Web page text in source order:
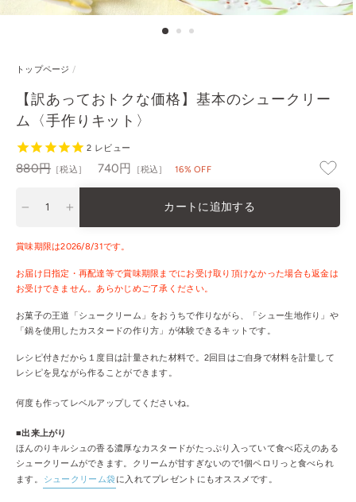
閉
じ
トップページ /
【訳あっておトクな価格】基本のシュークリー
ム〈手作りキット〉
2 レビュー
通
格
880円 ［税込］
セ
740円 ［税込］ 16% OFF
カートに追加する
賞味期限は2026/8/31です。
お届け日指定・再配達等で賞味期限までにお受け取り頂けなかった場合も返金は
お受けできません。あらかじめご了承ください。
お菓子の王道「シュークリーム」をおうちで作りながら、「シュー生地作り」や
「鍋を使用したカスタードの作り方」が体験できるキットです。
レシピ付きだから１度目は計量された材料で。2回目はご自身で材料を計量して
レシピを見ながら作ることができます。
何度も作ってレベルアップしてくださいね。
■出来上がり
ほんのりキルシュの香る濃厚なカスタードがたっぷり入っていて食べ応えのある
シュークリームができます。クリームが甘すぎないので1個ペロリっと食べられ
ます。
シュークリーム袋に入れてプレゼントにもオススメです。